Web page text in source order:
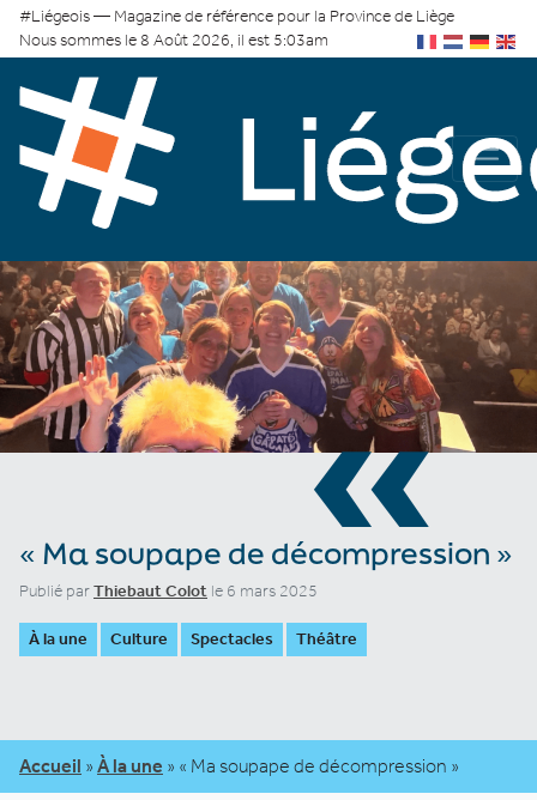
#Liégeois — Magazine de référence pour la Province de Liège
Nous sommes le 8 Août 2026, il est 5:03am
«
« Ma soupape de décompression »
Publié parThiebaut Colot le 6 mars 2025
À la une Culture Spectacles Théâtre
Accueil » À la une » « Ma soupape de décompression »